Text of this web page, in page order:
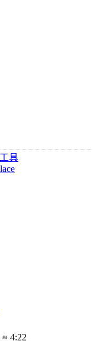
具
≈ 4:22